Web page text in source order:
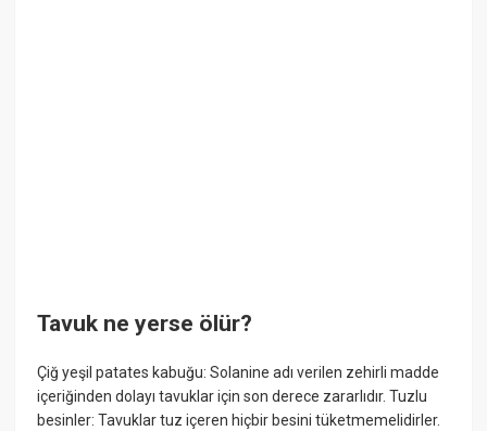
Tavuk ne yerse ölür?
Çiğ yeşil patates kabuğu: Solanine adı verilen zehirli madde
içeriğinden dolayı tavuklar için son derece zararlıdır. Tuzlu
besinler: Tavuklar tuz içeren hiçbir besini tüketmemelidirler.